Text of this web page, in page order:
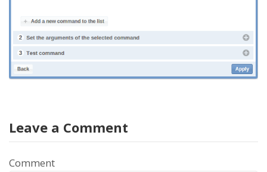
Leave a Comment
Comment